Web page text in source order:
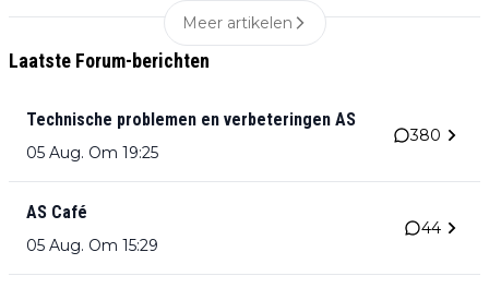
Meer artikelen
Laatste Forum-berichten
Technische problemen en verbeteringen AS
05 Aug. Om 19:25
380
AS Café
05 Aug. Om 15:29
44